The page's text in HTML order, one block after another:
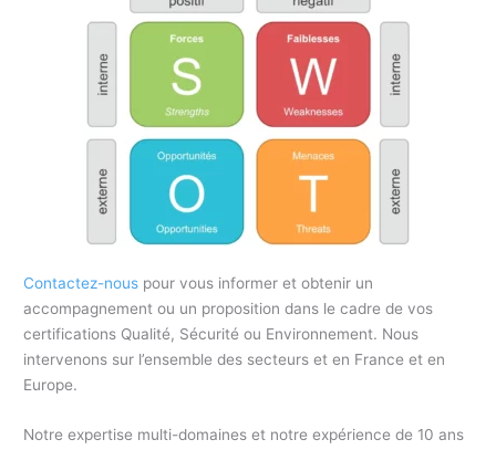
Contactez-nous pour vous informer et obtenir un
accompagnement ou un proposition dans le cadre de vos
certifications Qualité, Sécurité ou Environnement. Nous
intervenons sur l’ensemble des secteurs et en France et en
Europe.
Notre expertise multi-domaines et notre expérience de 10 ans